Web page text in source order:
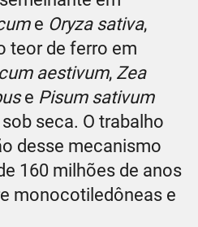
e Oryza sativa,
teor de ferro em
aestivum, Zea
e Pisum sativum
seca. O trabalho
desse mecanismo
160 milhões de anos
monocotiledôneas e